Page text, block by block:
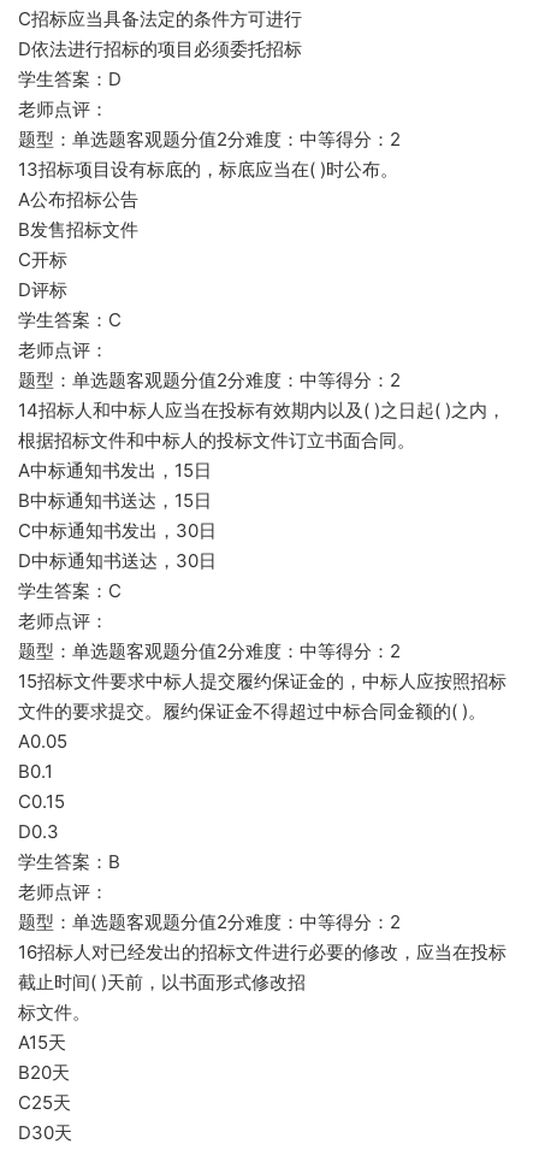
C招标应当具备法定的条件方可进行
D依法进行招标的项目必须委托招标
学生答案：D
老师点评：
题型：单选题客观题分值2分难度：中等得分：2
13招标项目设有标底的，标底应当在( )时公布。
A公布招标公告
B发售招标文件
C开标
D评标
学生答案：C
老师点评：
题型：单选题客观题分值2分难度：中等得分：2
14招标人和中标人应当在投标有效期内以及( )之日起( )之内，
根据招标文件和中标人的投标文件订立书面合同。
A中标通知书发出，15日
B中标通知书送达，15日
C中标通知书发出，30日
D中标通知书送达，30日
学生答案：C
老师点评：
题型：单选题客观题分值2分难度：中等得分：2
15招标文件要求中标人提交履约保证金的，中标人应按照招标
文件的要求提交。履约保证金不得超过中标合同金额的( )。
A0.05
B0.1
C0.15
D0.3
学生答案：B
老师点评：
题型：单选题客观题分值2分难度：中等得分：2
16招标人对已经发出的招标文件进行必要的修改，应当在投标
截止时间( )天前，以书面形式修改招
标文件。
A15天
B20天
C25天
D30天